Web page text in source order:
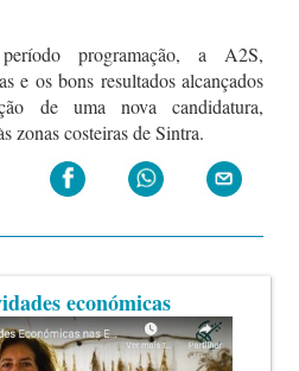
programação, a A2S,
e os bons resultados alcançados
de uma nova candidatura,
zonas costeiras de Sintra.
económicas